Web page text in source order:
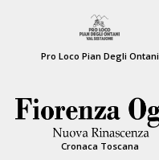
Pro Loco Pian Degli Ontani
Cronaca Toscana